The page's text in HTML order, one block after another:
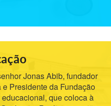
Jonas Abib, fundador
Presidente da Fundação
que coloca à